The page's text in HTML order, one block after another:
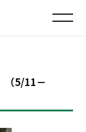
（5/11－